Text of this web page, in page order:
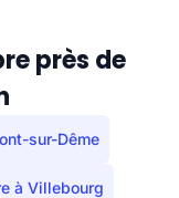
près de
sur-Dême
à Villebourg